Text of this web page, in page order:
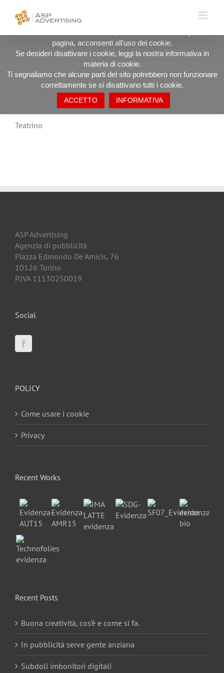
contenuto
Teatrino
Teatrino
ASP Advertising
Agenzia di pubblicità
Piazza Edmondo De Amicis, 76
10126 Torino
P.IVA 11130250019
Social
POLICY
Come usare i cookie
Privacy
Recent Works
Recent Posts
Buona creatività, cos’è e come si fa.
In pubblicità serve gente anziana
Subdoli imbonitori digitali
UTILIZZIAMO I COOKIE PER OFFRIRTI LA MIGLIORE
ESPERIENZA DI NAVIGAZIONE POSSIBILE.
pagina, acconsenti all'uso dei cookie.
Se desideri disattivare i cookie, leggi la nostra informativa in
materia di cookie.
Ti segnaliamo che alcune parti del sito potrebbero non funzionare
correttamente se si disattivano tutti i cookie.
ACCETTO INFORMATIVA